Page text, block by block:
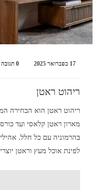
17 בפברואר 2025 0 תגובה
ריהוט ראטן
ריהוט ראטן הוא הבחירה
מארון ראטן קלאסי ועד
בהרמוניה עם כל חלל.
לפינת אוכל מעץ וראטן